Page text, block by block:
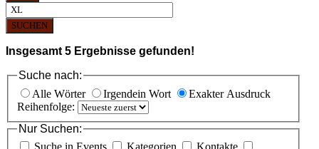
SUCHEN
Insgesamt 5 Ergebnisse gefunden!
Suche nach:
Alle Wörter
Irgendein Wort
Exakter Ausdruck
Reihenfolge:
Nur Suchen: